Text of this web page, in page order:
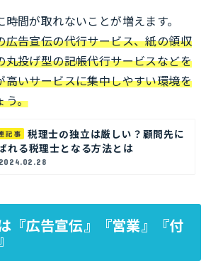
間が取れないことが増えます。
広告宣伝の代行サービス、紙の領収
丸投げ型の記帳代行サービスなどを
高いサービスに集中しやすい環境を
う。
記事
税理士の独立は厳しい？顧問先に
れる税理士となる方法とは
2024.02.28
『広告宣伝』『営業』『付